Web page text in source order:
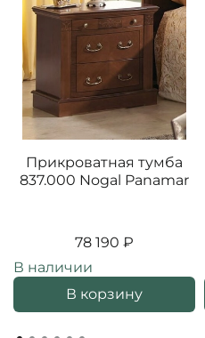
Прикроватная тумба
837.000 Nogal Panamar
78 190 ₽
В наличии
В корзину